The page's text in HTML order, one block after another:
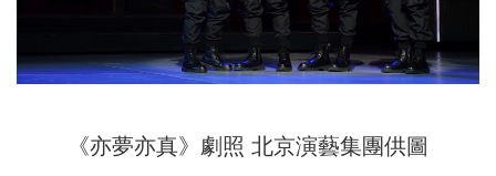
《亦夢亦真》劇照 北京演藝集團供圖